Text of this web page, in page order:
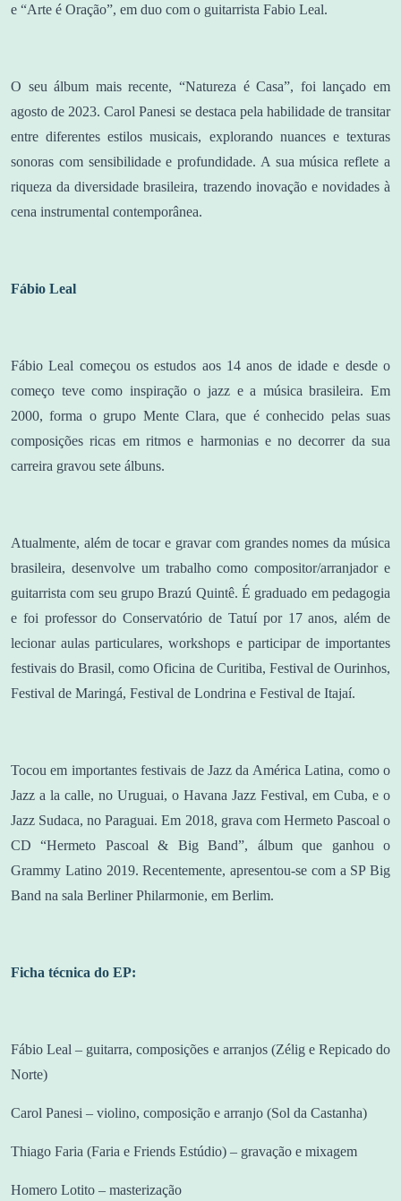
e “Arte é Oração”, em duo com o guitarrista Fabio Leal.
O seu álbum mais recente, “Natureza é Casa”, foi lançado em
agosto de 2023. Carol Panesi se destaca pela habilidade de transitar
entre diferentes estilos musicais, explorando nuances e texturas
sonoras com sensibilidade e profundidade. A sua música reflete a
riqueza da diversidade brasileira, trazendo inovação e novidades à
cena instrumental contemporânea.
Fábio Leal
Fábio Leal começou os estudos aos 14 anos de idade e desde o
começo teve como inspiração o jazz e a música brasileira. Em
2000, forma o grupo Mente Clara, que é conhecido pelas suas
composições ricas em ritmos e harmonias e no decorrer da sua
carreira gravou sete álbuns.
Atualmente, além de tocar e gravar com grandes nomes da música
brasileira, desenvolve um trabalho como compositor/arranjador e
guitarrista com seu grupo Brazú Quintê. É graduado em pedagogia
e foi professor do Conservatório de Tatuí por 17 anos, além de
lecionar aulas particulares, workshops e participar de importantes
festivais do Brasil, como Oficina de Curitiba, Festival de Ourinhos,
Festival de Maringá, Festival de Londrina e Festival de Itajaí.
Tocou em importantes festivais de Jazz da América Latina, como o
Jazz a la calle, no Uruguai, o Havana Jazz Festival, em Cuba, e o
Jazz Sudaca, no Paraguai. Em 2018, grava com Hermeto Pascoal o
CD “Hermeto Pascoal & Big Band”, álbum que ganhou o
Grammy Latino 2019. Recentemente, apresentou-se com a SP Big
Band na sala Berliner Philarmonie, em Berlim.
Ficha técnica do EP:
Fábio Leal – guitarra, composições e arranjos (Zélig e Repicado do
Norte)
Carol Panesi – violino, composição e arranjo (Sol da Castanha)
Thiago Faria (Faria e Friends Estúdio) – gravação e mixagem
Homero Lotito – masterização